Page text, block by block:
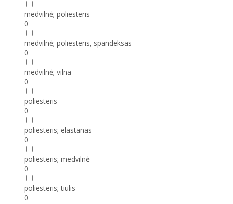
medvilnė; poliesteris
0
medvilnė; poliesteris, spandeksas
0
medvilnė; vilna
0
poliesteris
0
poliesteris; elastanas
0
poliesteris; medvilnė
0
poliesteris; tiulis
0